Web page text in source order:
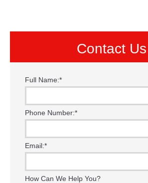
Contact Us
Full Name:*
Phone Number:*
Email:*
How Can We Help You?